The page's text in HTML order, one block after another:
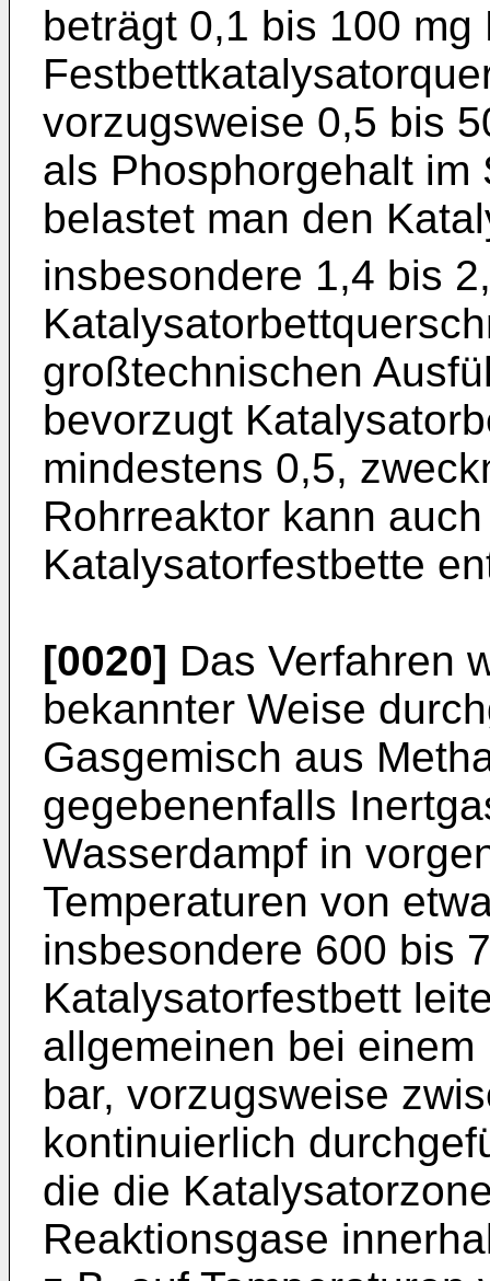
beträgt 0,1 bis 100 mg
vorzugsweise 0,5 bis
als Phosphorgehalt
belastet man den
insbesondere 1,4 bis
großtechnischen
bevorzugt
mindestens 0,5,
Rohrreaktor kann
Katalysatorfestbette
[0020] Das Verfahren
bekannter Weise
Gasgemisch aus
gegebenenfalls
Wasserdampf in
Temperaturen von
insbesondere 600 bis
Katalysatorfestbett
allgemeinen bei
bar, vorzugsweise
kontinuierlich
die die
Reaktionsgase